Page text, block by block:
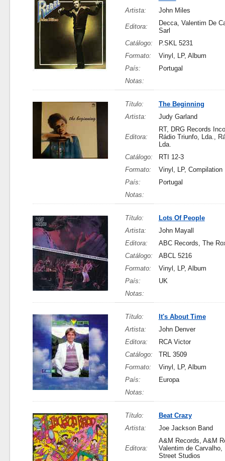
Artista:
John Miles
Editora:
Decca, Valentim De
Sarl
Catálogo:
P.SKL 5231
Formato:
Vinyl, LP, Album
País:
Portugal
Notas:
Título:
The Beginning
Artista:
Judy Garland
Editora:
RT, DRG Records
Rádio Triunfo, Lda.,
Lda.
Catálogo:
RTI 12-3
Formato:
Vinyl, LP, Compilation
País:
Portugal
Notas:
Título:
Lots Of People
Artista:
John Mayall
Editora:
ABC Records, The
Catálogo:
ABCL 5216
Formato:
Vinyl, LP, Album
País:
UK
Notas:
Título:
It's About Time
Artista:
John Denver
Editora:
RCA Victor
Catálogo:
TRL 3509
Formato:
Vinyl, LP, Album
País:
Europa
Notas:
Título:
Beat Crazy
Artista:
Joe Jackson Band
Editora:
A&M Records, A&M
Valentim de Carvalho,
Street Studios